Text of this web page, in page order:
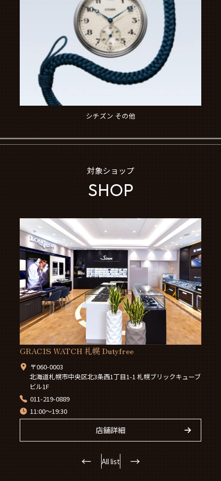
シチズン その他
対象ショップ
SHOP
GRACIS WATCH 札幌 Dutyfree
〒060-0003
北海道札幌市中央区北3条西1丁目1-1 札幌ブリックキューブ
ビル1F
011-219-0889
11:00～19:30
店舗詳細
← All list →